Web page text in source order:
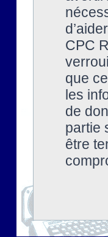
CPC
que
les
de
partie
être